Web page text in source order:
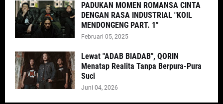
PADUKAN MOMEN ROMANSA CINTA
DENGAN RASA INDUSTRIAL "KOIL
MENDONGENG PART. 1"
Februari 05, 2025
Lewat "ADAB BIADAB", QORIN
Menatap Realita Tanpa Berpura-Pura
Suci
Juni 04, 2026